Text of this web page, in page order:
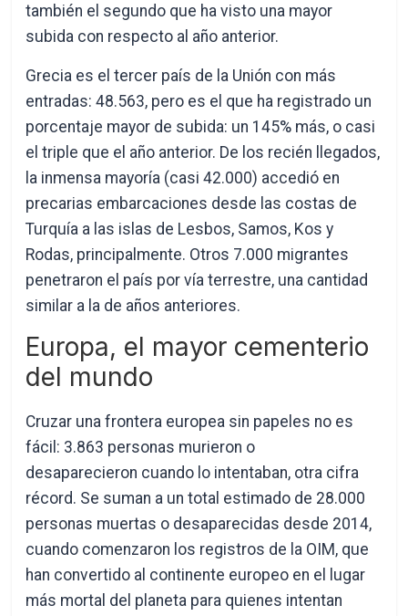
también el segundo que ha visto una mayor
subida con respecto al año anterior.
Grecia es el tercer país de la Unión con más
entradas: 48.563, pero es el que ha registrado un
porcentaje mayor de subida: un 145% más, o casi
el triple que el año anterior. De los recién llegados,
la inmensa mayoría (casi 42.000) accedió en
precarias embarcaciones desde las costas de
Turquía a las islas de Lesbos, Samos, Kos y
Rodas, principalmente. Otros 7.000 migrantes
penetraron el país por vía terrestre, una cantidad
similar a la de años anteriores.
Europa, el mayor cementerio
del mundo
Cruzar una frontera europea sin papeles no es
fácil: 3.863 personas murieron o
desaparecieron cuando lo intentaban, otra cifra
récord. Se suman a un total estimado de 28.000
personas muertas o desaparecidas desde 2014,
cuando comenzaron los registros de la OIM, que
han convertido al continente europeo en el lugar
más mortal del planeta para quienes intentan